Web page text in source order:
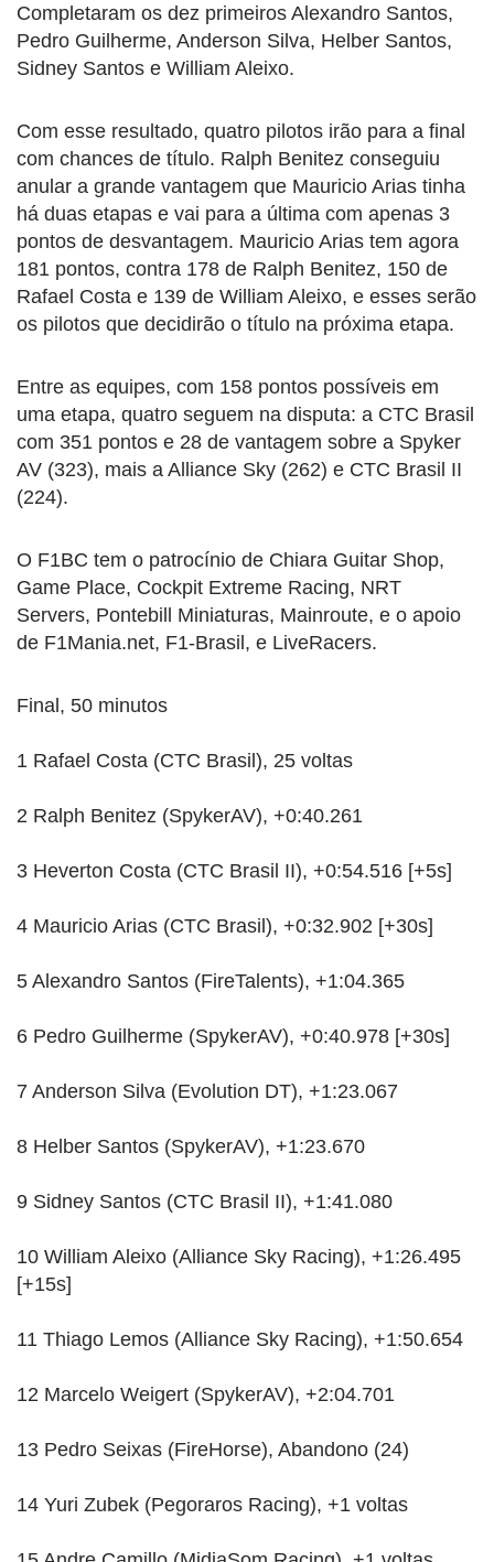
Completaram os dez primeiros Alexandro Santos,
Pedro Guilherme, Anderson Silva, Helber Santos,
Sidney Santos e William Aleixo.
Com esse resultado, quatro pilotos irão para a final
com chances de título. Ralph Benitez conseguiu
anular a grande vantagem que Mauricio Arias tinha
há duas etapas e vai para a última com apenas 3
pontos de desvantagem. Mauricio Arias tem agora
181 pontos, contra 178 de Ralph Benitez, 150 de
Rafael Costa e 139 de William Aleixo, e esses serão
os pilotos que decidirão o título na próxima etapa.
Entre as equipes, com 158 pontos possíveis em
uma etapa, quatro seguem na disputa: a CTC Brasil
com 351 pontos e 28 de vantagem sobre a Spyker
AV (323), mais a Alliance Sky (262) e CTC Brasil II
(224).
O F1BC tem o patrocínio de Chiara Guitar Shop,
Game Place, Cockpit Extreme Racing, NRT
Servers, Pontebill Miniaturas, Mainroute, e o apoio
de F1Mania.net, F1-Brasil, e LiveRacers.
Final, 50 minutos
1 Rafael Costa (CTC Brasil), 25 voltas
2 Ralph Benitez (SpykerAV), +0:40.261
3 Heverton Costa (CTC Brasil II), +0:54.516 [+5s]
4 Mauricio Arias (CTC Brasil), +0:32.902 [+30s]
5 Alexandro Santos (FireTalents), +1:04.365
6 Pedro Guilherme (SpykerAV), +0:40.978 [+30s]
7 Anderson Silva (Evolution DT), +1:23.067
8 Helber Santos (SpykerAV), +1:23.670
9 Sidney Santos (CTC Brasil II), +1:41.080
10 William Aleixo (Alliance Sky Racing), +1:26.495
[+15s]
11 Thiago Lemos (Alliance Sky Racing), +1:50.654
12 Marcelo Weigert (SpykerAV), +2:04.701
13 Pedro Seixas (FireHorse), Abandono (24)
14 Yuri Zubek (Pegoraros Racing), +1 voltas